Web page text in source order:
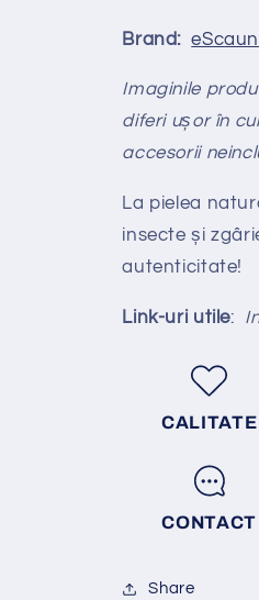
Brand:eScaun
Imaginile
diferi ușor în
accesorii
La pielea
insecte și
autenticitate!
Link-uri utile:
CALITATE
CONTACT
Share